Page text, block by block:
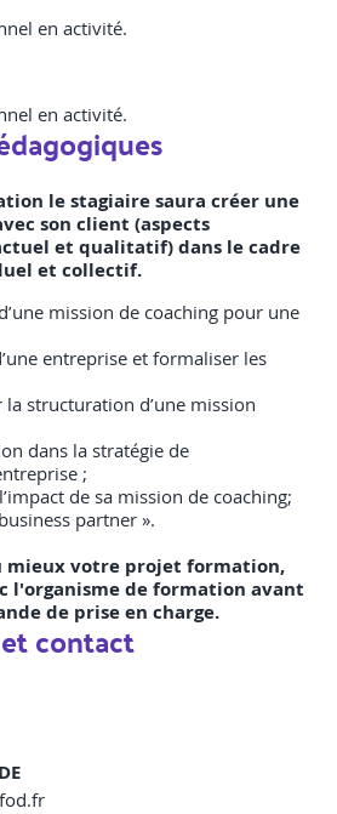
en activité.
en activité.
le stagiaire saura créer une
son client (aspects
et qualitatif) dans le cadre
et collectif.
mission de coaching pour une
entreprise et formaliser les
la structuration d’une mission
dans la stratégie de
;
de sa mission de coaching;
partner ».
mieux votre projet formation,
l'organisme de formation avant
de prise en charge.
contact